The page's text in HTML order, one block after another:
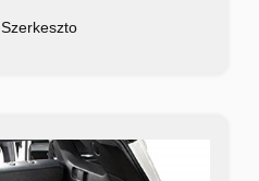
Szerkeszto